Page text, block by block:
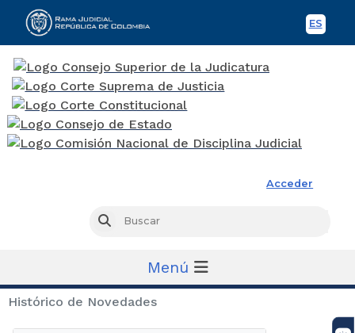
ES
Acceder
Buscar
Menú
Histórico de Novedades